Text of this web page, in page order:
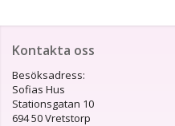
Kontakta oss
Besöksadress:
Sofias Hus
Stationsgatan 10
694 50 Vretstorp